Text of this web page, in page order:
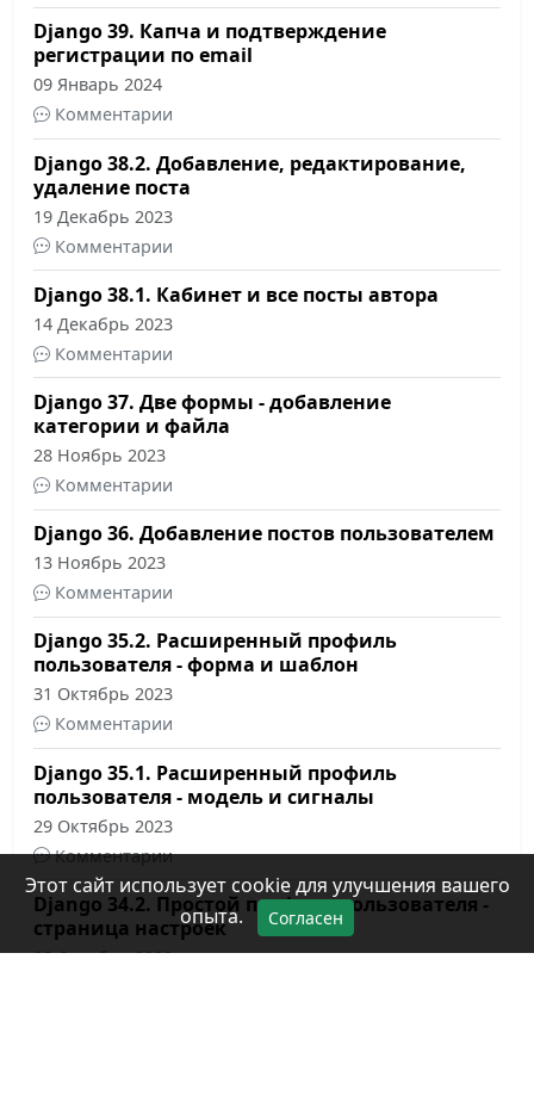
Django 39. Капча и подтверждение
регистрации по email
09 Январь 2024
Комментарии
Django 38.2. Добавление, редактирование,
удаление поста
19 Декабрь 2023
Комментарии
Django 38.1. Кабинет и все посты автора
14 Декабрь 2023
Комментарии
Django 37. Две формы - добавление
категории и файла
28 Ноябрь 2023
Комментарии
Django 36. Добавление постов пользователем
13 Ноябрь 2023
Комментарии
Django 35.2. Расширенный профиль
пользователя - форма и шаблон
31 Октябрь 2023
Комментарии
Django 35.1. Расширенный профиль
пользователя - модель и сигналы
29 Октябрь 2023
Комментарии
Django 34.2. Простой профиль пользователя -
страница настроек
25 Октябрь 2023
Этот сайт использует cookie для улучшения вашего
опыта.
Согласен